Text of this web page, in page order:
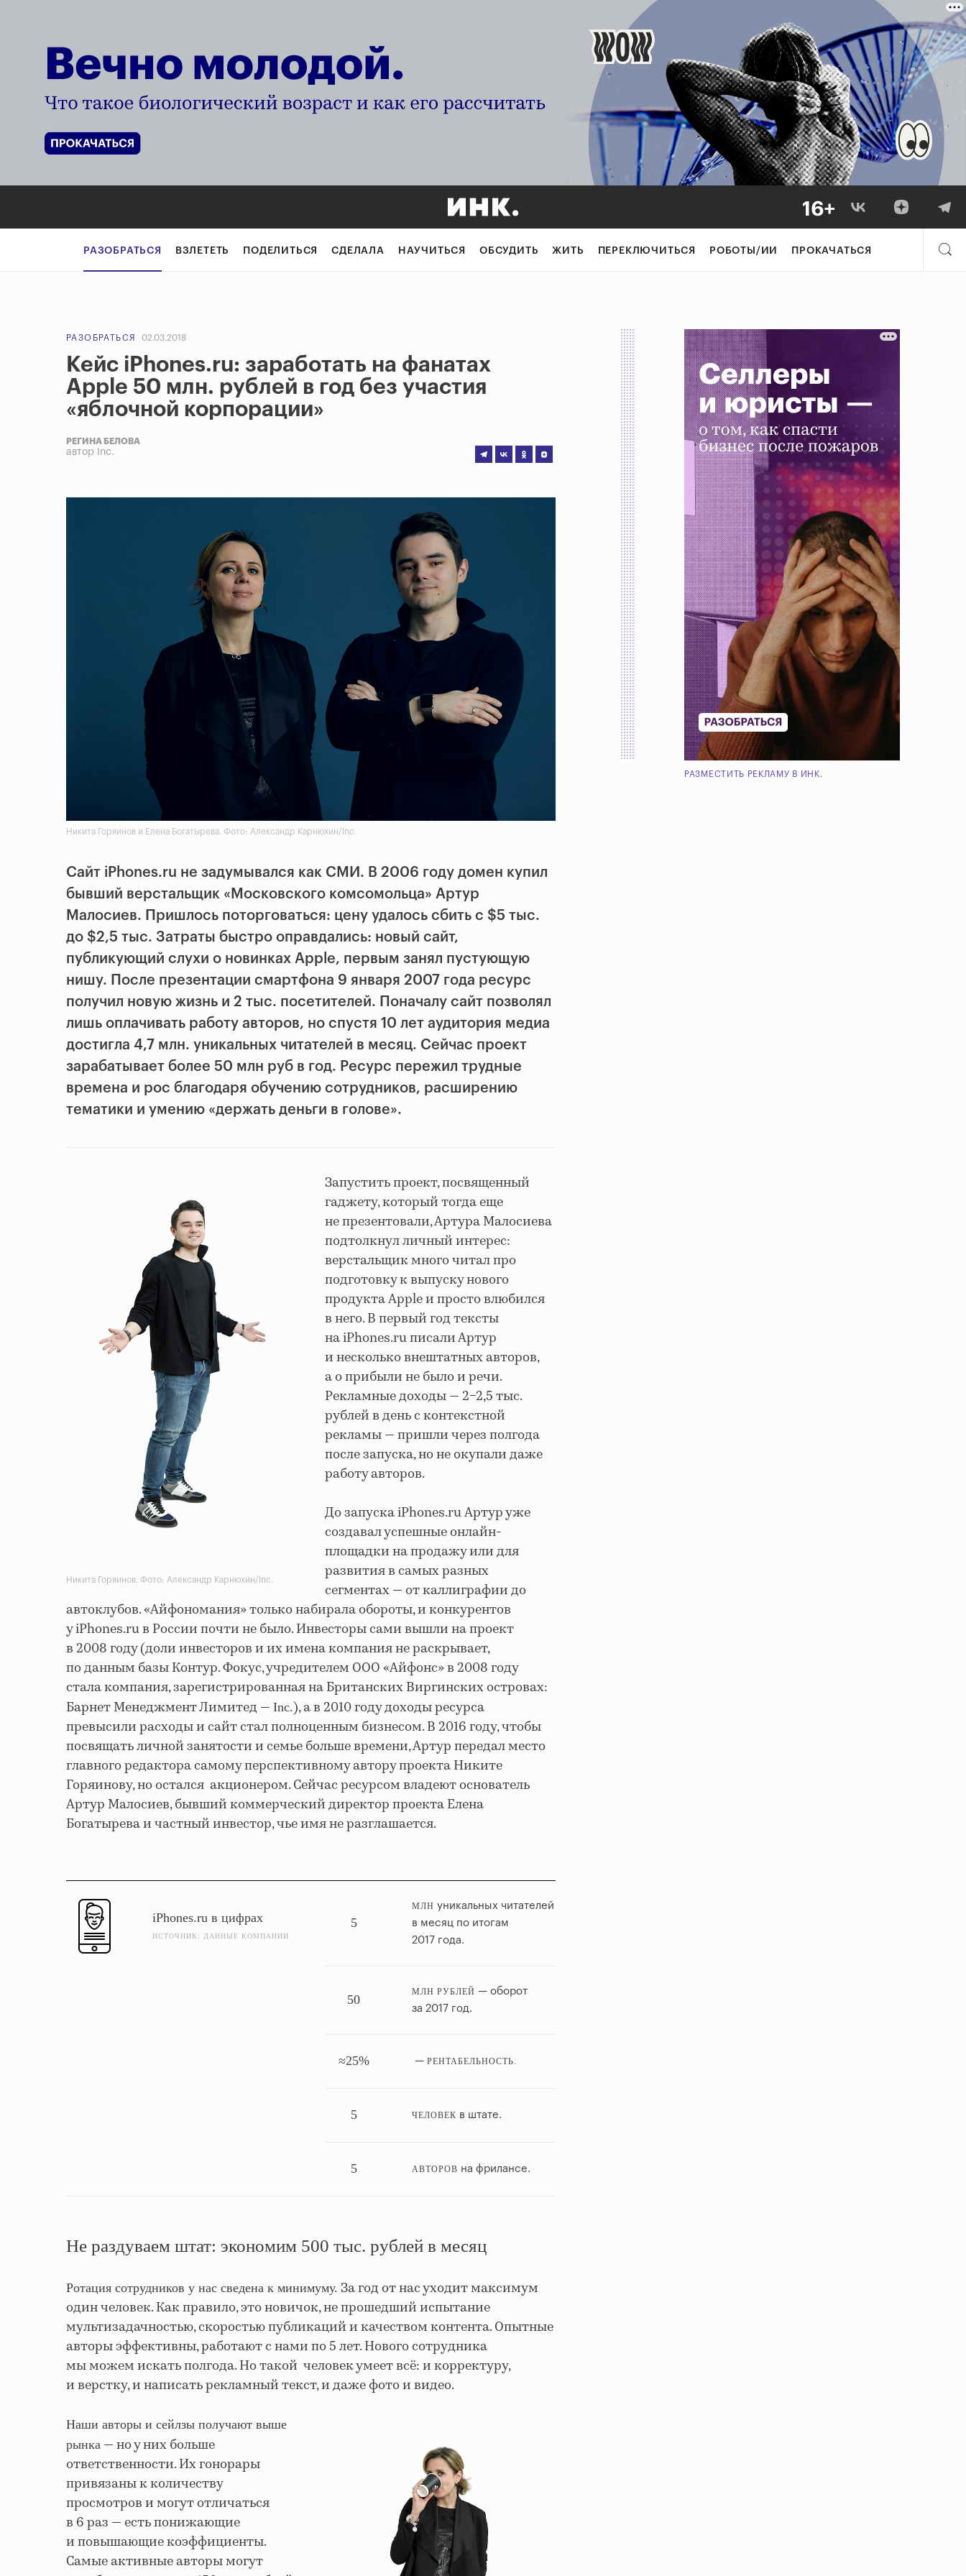
РАЗОБРАТЬСЯ ВЗЛЕТЕТЬ ПОДЕЛИТЬСЯ СДЕЛАЛА НАУЧИТЬСЯ ОБСУДИТЬ ЖИТЬ ПЕРЕКЛЮЧИТЬСЯ РОБОТЫ/ИИ ПРОКАЧАТЬСЯ
РАЗОБРАТЬСЯ 02.03.2018
Кейс iPhones.ru: заработать на фанатах
Apple 50 млн. рублей в год без участия
«яблочной корпорации»
РЕГИНА БЕЛОВА
автор Inc.
Никита Горяинов и Елена Богатырева. Фото: Александр Карнюхин/Inc.
Сайт iPhones.ru не задумывался как СМИ. В 2006 году домен купил
бывший верстальщик «Московского комсомольца» Артур
Малосиев. Пришлось поторговаться: цену удалось сбить с $5 тыс.
до $2,5 тыс. Затраты быстро оправдались: новый сайт,
публикующий слухи о новинках Apple, первым занял пустующую
нишу. После презентации смартфона 9 января 2007 года ресурс
получил новую жизнь и 2 тыс. посетителей. Поначалу сайт позволял
лишь оплачивать работу авторов, но спустя 10 лет аудитория медиа
достигла 4,7 млн. уникальных читателей в месяц. Сейчас проект
зарабатывает более 50 млн руб в год. Ресурс пережил трудные
времена и рос благодаря обучению сотрудников, расширению
тематики и умению «держать деньги в голове».
Никита Горяинов. Фото: Александр Карнюхин/Inc.
Запустить проект, посвященный
гаджету, который тогда еще
не презентовали, Артура Малосиева
подтолкнул личный интерес:
верстальщик много читал про
подготовку к выпуску нового
продукта Apple и просто влюбился
в него. В первый год тексты
на iPhones.ru писали Артур
и несколько внештатных авторов,
а о прибыли не было и речи.
Рекламные доходы — 2−2,5 тыс.
рублей в день с контекстной
рекламы — пришли через полгода
после запуска, но не окупали даже
работу авторов.
До запуска iPhones.ru Артур уже
создавал успешные онлайн-
площадки на продажу или для
развития в самых разных
сегментах — от каллиграфии до
автоклубов. «Айфономания» только набирала обороты, и конкурентов
у iPhones.ru в России почти не было. Инвесторы сами вышли на проект
в 2008 году (доли инвесторов и их имена компания не раскрывает,
по данным базы Контур. Фокус, учредителем ООО «Айфонс» в 2008 году
стала компания, зарегистрированная на Британских Виргинских островах:
Барнет Менеджмент Лимитед — Inc.), а в 2010 году доходы ресурса
превысили расходы и сайт стал полноценным бизнесом. В 2016 году, чтобы
посвящать личной занятости и семье больше времени, Артур передал место
главного редактора самому перспективному автору проекта Никите
Горяинову, но остался акционером. Сейчас ресурсом владеют основатель
Артур Малосиев, бывший коммерческий директор проекта Елена
Богатырева и частныйинвестор, чье имя не разглашается.
iPhones.ru в цифрах
ИСТОЧНИК: ДАННЫЕ КОМПАНИИ
5
МЛН уникальных читателей
в месяц по итогам
2017 года.
50
МЛН РУБЛЕЙ — оборот
за 2017 год.
≈25% — РЕНТАБЕЛЬНОСТЬ.
5 ЧЕЛОВЕК в штате.
5 АВТОРОВ на фрилансе.
Не раздуваем штат: экономим 500 тыс. рублей в месяц
Ротация сотрудников у нас сведена к минимуму. За год от нас уходит максимум
один человек. Как правило, это новичок, не прошедший испытание
мультизадачностью, скоростью публикаций и качеством контента. Опытные
авторы эффективны, работают с нами по 5 лет. Нового сотрудника
мы можем искать полгода. Но такой человек умеет всё: и корректуру,
и верстку, и написать рекламный текст, и даже фото и видео.
Наши авторы и сейлзы получают выше
рынка — но у них больше
ответственности. Их гонорары
привязаны к количеству
просмотров и могут отличаться
в 6 раз — есть понижающие
и повышающие коэффициенты.
Самые активные авторы могут
РАЗМЕСТИТЬ РЕКЛАМУ В ИНК.